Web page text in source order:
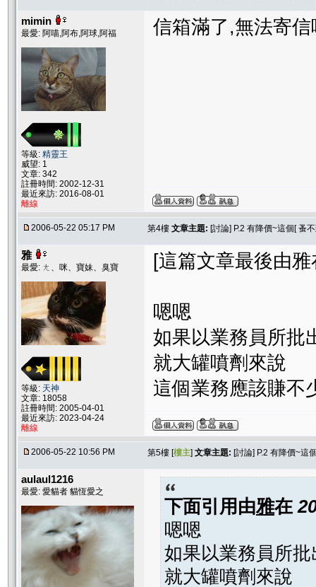
mimin
最愛: 阿喵,阿布,阿球,阿福
等級: 精靈王
威望: 1
文章: 342
註冊時間: 2002-12-31
最近來訪: 2016-08-01
離線
信箱滿了,無法寄信
2006-05-22 05:17 PM 第4樓 文章主題: [討論] P.2 有降價~這個[ 蚤
雅
最愛: ㄤ、咪、寶妹、臭寶
等級: 天神
文章: 18058
註冊時間: 2005-04-01
最近來訪: 2023-04-24
離線
[這篇文章最後由
嗯嗯
如果以業務員所批
就大罐噴劑來說
這個業務應該賺不
2006-05-22 10:56 PM 第5樓 [樓主] 文章主題: [討論] P.2 有降價~這
aulaul1216
最愛: 愛貓者 貓恆愛之
下面引用由雅在
嗯嗯
如果以業務員所
就大罐噴劑來說